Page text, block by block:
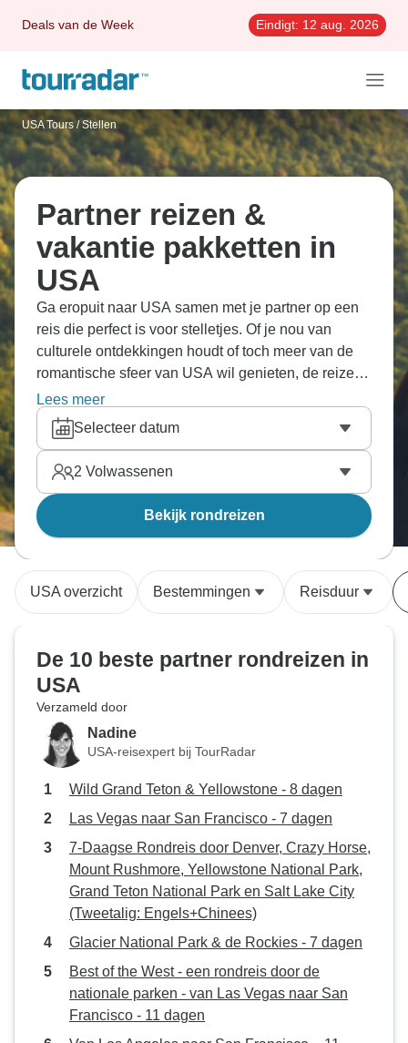
Deals van de Week Eindigt: 12 aug. 2026
USA Tours / Stellen
Partner reizen &
vakantie pakketten in
USA
Ga eropuit naar USA samen met je partner op een
reis die perfect is voor stelletjes. Of je nou van
culturele ontdekkingen houdt of toch meer van de
romantische sfeer van USA wil genieten, de reizen
brengen je naar de straatjes van Las Vegas en de
charme van Grand Canyon Nationaal Park zal jullie
beiden betoveren. Vind de tour naar USA die
perfect is voor jullie tweetjes, reis samen en bekijk
de wereld van dichtbij. Onze reisexperts hebben
alle tours doorzocht en hebben handmatig de beste
partner avontuurlijke reizen
Lees meer
Selecteer datum
2 Volwassenen
Bekijk rondreizen
USA overzicht Bestemmingen Reisduur
De 10 beste partner rondreizen in
USA
Verzameld door
Nadine
USA-reisexpert bij TourRadar
Wild Grand Teton & Yellowstone - 8 dagen
Las Vegas naar San Francisco - 7 dagen
7-Daagse Rondreis door Denver, Crazy Horse,
Mount Rushmore, Yellowstone National Park,
Grand Teton National Park en Salt Lake City
(Tweetalig: Engels+Chinees)
Glacier National Park & de Rockies - 7 dagen
Best of the West - een rondreis door de
nationale parken - van Las Vegas naar San
Francisco - 11 dagen